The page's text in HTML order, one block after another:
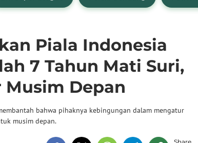
Piala Indonesia
7 Tahun Mati Suri,
Depan
bahwa pihaknya kebingungan dalam mengatur
musim depan.